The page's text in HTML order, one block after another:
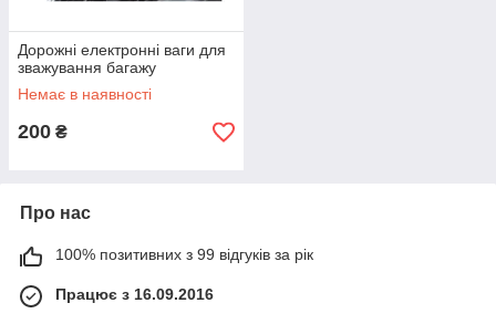
Дорожні електронні ваги для
зважування багажу
Немає в наявності
200 ₴
Про нас
100% позитивних з 99 відгуків за рік
Працює з 16.09.2016